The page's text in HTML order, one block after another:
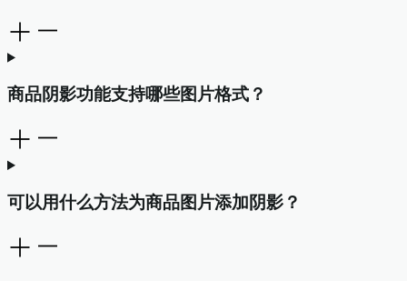
商品阴影功能支持哪些图片格式？
可以用什么方法为商品图片添加阴影？